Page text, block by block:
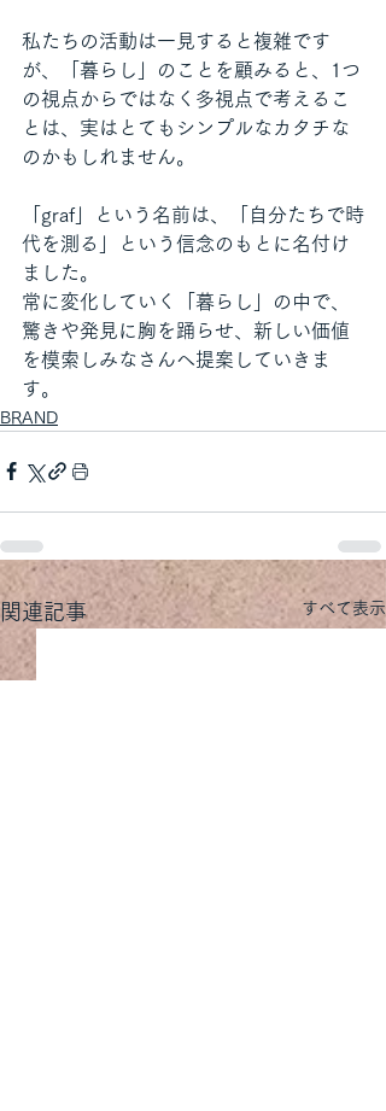
私たちの活動は一見すると複雑です
が、「暮らし」のことを顧みると、1つ
の視点からではなく多視点で考えるこ
とは、実はとてもシンプルなカタチな
のかもしれません。
「graf」という名前は、「自分たちで時
代を測る」という信念のもとに名付け
ました。
常に変化していく「暮らし」の中で、
驚きや発見に胸を踊らせ、新しい価値
を模索しみなさんへ提案していきま
す。
BRAND
関連記事 すべて表示